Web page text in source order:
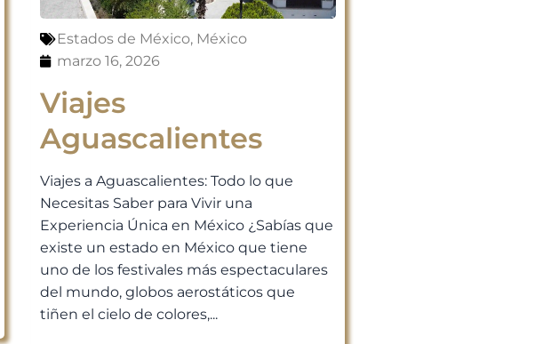
Estados de México, México
marzo 16, 2026
Viajes
Aguascalientes
Viajes a Aguascalientes: Todo lo que
Necesitas Saber para Vivir una
Experiencia Única en México ¿Sabías que
existe un estado en México que tiene
uno de los festivales más espectaculares
del mundo, globos aerostáticos que
tiñen el cielo de colores,...